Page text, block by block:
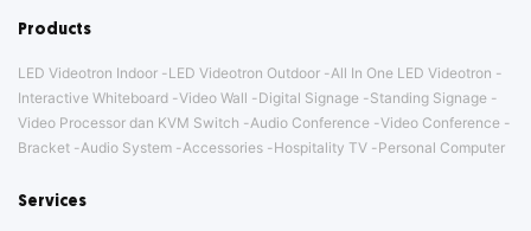
Products
LED Videotron Indoor LED Videotron Outdoor All In One LED Videotron
Interactive Whiteboard Video Wall Digital Signage
Standing Signage
Video Processor dan KVM Switch
Audio Conference Video Conference
Bracket Audio System Accessories Hospitality TV Personal Computer
Services